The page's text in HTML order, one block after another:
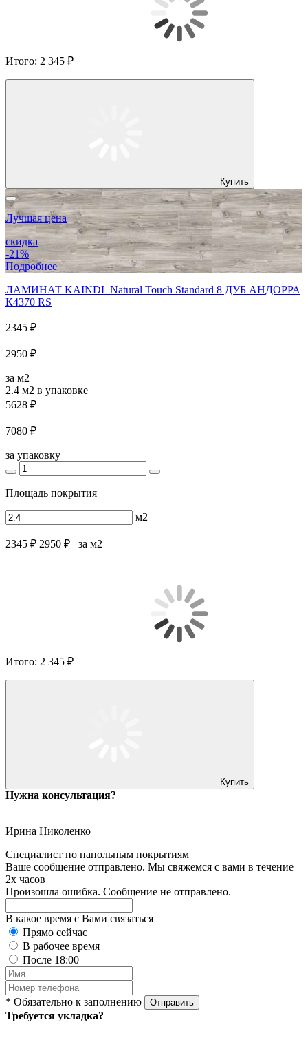
Итого: 2 345 ₽
Купить
Лучшая цена
скидка
-21%
Подробнее
ЛАМИНАТ KAINDL Natural Touch Standard 8 ДУБ АНДОРРА
К4370 RS
2345 ₽
2950 ₽
за м2
2.4 м2 в упаковке
5628 ₽
7080 ₽
за упаковку
Площадь покрытия
м2
2345 ₽ 2950 ₽ за м2
Итого: 2 345 ₽
Купить
Нужна консультация?
Ирина Николенко
Специалист по напольным покрытиям
Ваше сообщение отправлено. Мы свяжемся с вами в течение
2х часов
Произошла ошибка. Сообщение не отправлено.
В какое время с Вами связаться
Прямо сейчас
В рабочее время
После 18:00
* Обязательно к заполнению Отправить
Требуется укладка?